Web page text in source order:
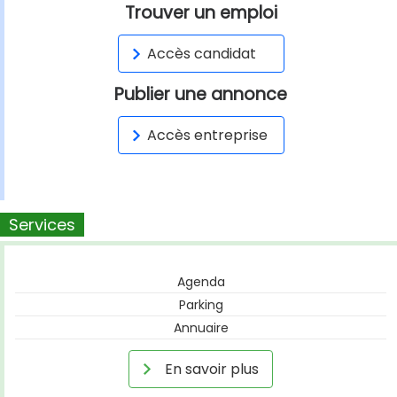
Trouver un emploi
Accès candidat
Publier une annonce
Accès entreprise
Services
Agenda
Parking
Annuaire
En savoir plus